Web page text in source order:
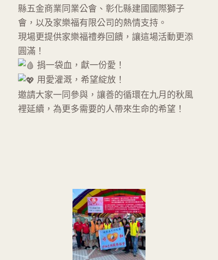
縣五金商業同業公會、彰化縣建國國際獅子
會，以及家樂福有限公司的熱情支持。
現場更提供家樂福禮券回饋，讓這場活動更添
圓滿！
捐一袋血，獻一份愛！
用愛灌溉，希望綻放！
邀請大家一同參與，讓善的循環在九月的秋風
裡延續，為更多需要的人帶來生命的希望！